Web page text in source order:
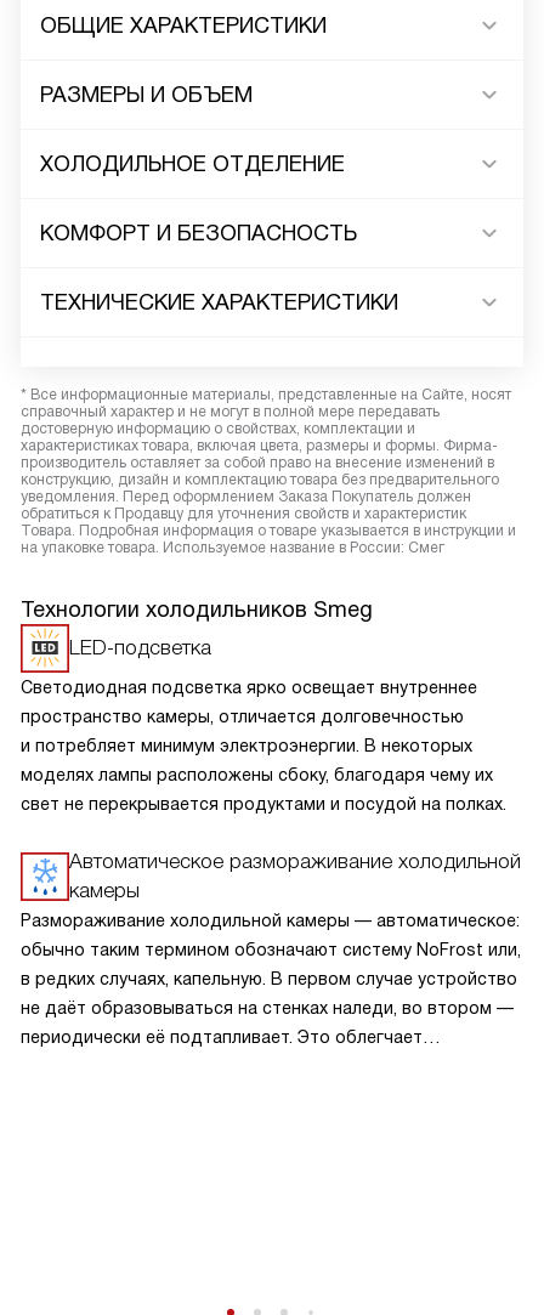
ОБЩИЕ ХАРАКТЕРИСТИКИ
РАЗМЕРЫ И ОБЪЕМ
ХОЛОДИЛЬНОЕ ОТДЕЛЕНИЕ
КОМФОРТ И БЕЗОПАСНОСТЬ
ТЕХНИЧЕСКИЕ ХАРАКТЕРИСТИКИ
* Все информационные материалы, представленные на Сайте, носят
справочный характер и не могут в полной мере передавать
достоверную информацию о свойствах, комплектации и
характеристиках товара, включая цвета, размеры и формы. Фирма-
производитель оставляет за собой право на внесение изменений в
конструкцию, дизайн и комплектацию товара без предварительного
уведомления. Перед оформлением Заказа Покупатель должен
обратиться к Продавцу для уточнения свойств и характеристик
Товара. Подробная информация о товаре указывается в инструкции и
на упаковке товара. Используемое название в России: Смег
Технологии холодильников Smeg
LED-подсветка
Светодиодная подсветка ярко освещает внутреннее
пространство камеры, отличается долговечностью
и потребляет минимум электроэнергии. В некоторых
моделях лампы расположены сбоку, благодаря чему их
свет не перекрывается продуктами и посудой на полках.
Автоматическое размораживание холодильной
камеры
Размораживание холодильной камеры — автоматическое:
обычно таким термином обозначают систему NoFrost или,
в редких случаях, капельную. В первом случае устройство
не даёт образовываться на стенках наледи, во втором —
периодически её подтапливает. Это облегчает